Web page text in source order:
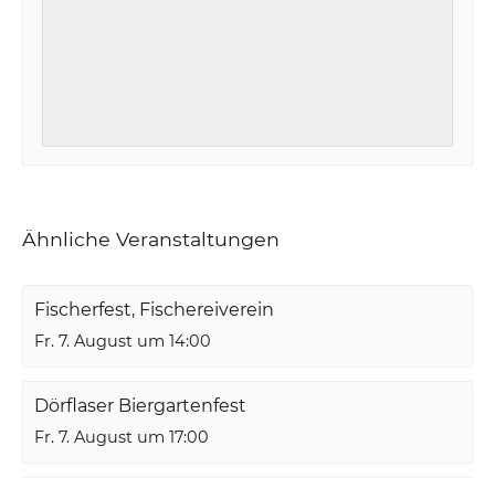
Ähnliche Veranstaltungen
Fischerfest, Fischereiverein
Fr. 7. August um 14:00
Dörflaser Biergartenfest
Fr. 7. August um 17:00